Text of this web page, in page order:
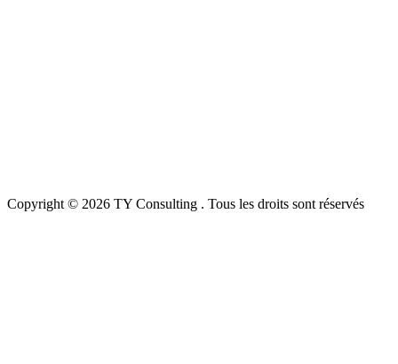
Copyright © 2026 TY Consulting . Tous les droits sont réservés